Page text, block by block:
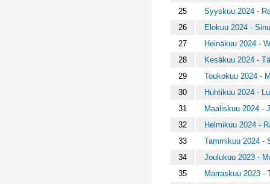
25
Syyskuu 2024 -
26
Elokuu 2024 -
27
Heinäkuu 2024 -
28
Kesäkuu 2024 -
29
Toukokuu 2024 -
30
Huhtikuu 2024 -
31
Maaliskuu 2024 -
32
Helmikuu 2024 -
33
Tammikuu 2024 -
34
Joulukuu 2023 -
35
Marraskuu 2023 -